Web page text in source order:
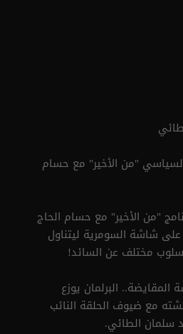
السياسي "من الأخير" مع حسام
"من الأخير" مع حسام الحاج
على شاشة السومرية ليتناول
مختلف عن السائد!
المقايضة.. البرلمان يوزع
مع ضيوف الحلقة النائب
الطائي.